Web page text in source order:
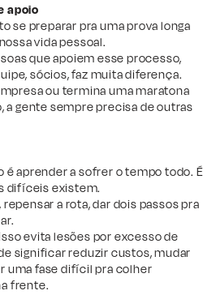
apoio
se preparar pra uma prova longa
vida pessoal.
que apoiem esse processo,
sócios, faz muita diferença.
ou termina uma maratona
gente sempre precisa de outras
é aprender a sofrer o tempo todo. É
difíceis existem.
a rota, dar dois passos pra
evita lesões por excesso de
significar reduzir custos, mudar
uma fase difícil pra colher
frente.